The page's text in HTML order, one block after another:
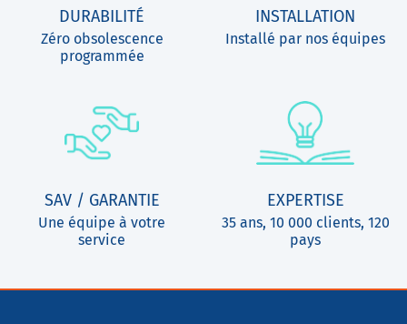
DURABILITÉ
Zéro obsolescence
programmée
INSTALLATION
Installé par nos équipes
SAV / GARANTIE
Une équipe à votre
service
EXPERTISE
35 ans, 10 000 clients, 120
pays